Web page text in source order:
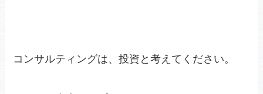
コンサルティングは、投資と考えてください。